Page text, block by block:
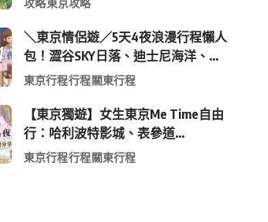
攻略東京攻略
＼東京情侶遊／5天4夜浪漫行程懶人
包！澀谷SKY日落、迪士尼海洋、中
目黑高質感咖啡廳全收錄
東京行程行程關東行程
【東京獨遊】女生東京Me Time自由
行：哈利波特影城、表參道
Shopping 與下北澤尋寶5日4夜慢活
東京行程行程關東行程